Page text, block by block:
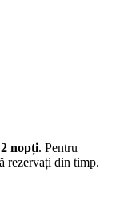
2 nopți. Pentru
rezervați din timp.